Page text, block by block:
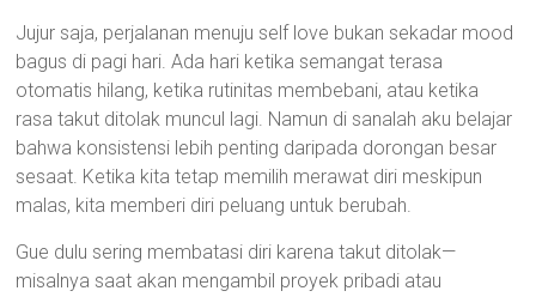
Jujur saja, perjalanan menuju self love bukan sekadar mood
bagus di pagi hari. Ada hari ketika semangat terasa
otomatis hilang, ketika rutinitas membebani, atau ketika
rasa takut ditolak muncul lagi. Namun di sanalah aku belajar
bahwa konsistensi lebih penting daripada dorongan besar
sesaat. Ketika kita tetap memilih merawat diri meskipun
malas, kita memberi diri peluang untuk berubah.
Gue dulu sering membatasi diri karena takut ditolak—
misalnya saat akan mengambil proyek pribadi atau